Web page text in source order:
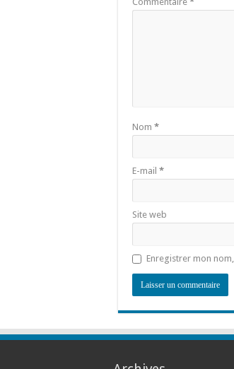
Nom *
E-mail *
Site web
Enregistrer mon